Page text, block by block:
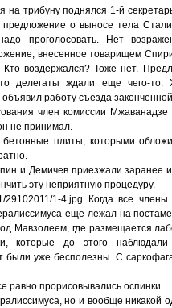
на трибуну поднялся 1-й
предложение о выносе тела
проголосовать. Нет
внесенное товарищем
воздержался? Тоже нет.
делегаты ждали еще чего-то.
работу съезда
член комиссии
не принимал.
плиты, которыми
и Демичев приезжали заранее
эту неприятную процедуру.
Когда все члены
еще лежал на
Мавзолеем, где размещается
которые до этого
уже бесполезны. С
равно прорисовывались ос­пинки...
но и вообще никакой